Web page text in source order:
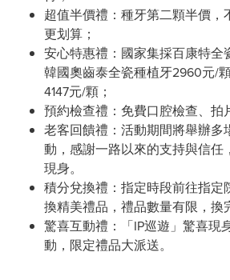
超值半價禮：種牙第二顆半價，
更划算；
安心特惠禮：國家集採百康特全
韓國奧齒泰全瓷種植牙2960元/
4147元/顆；
預約檢查禮：免費口腔檢查、拍
老客回饋禮：活動期間將舉辦多
動，感謝一路以來的支持與信任
現身。
積分兌換禮：指定時段前往指定
換精美禮品，禮品數量有限，換
驚喜互動禮：「IP巡遊」驚喜現
動，限定禮品大派送。